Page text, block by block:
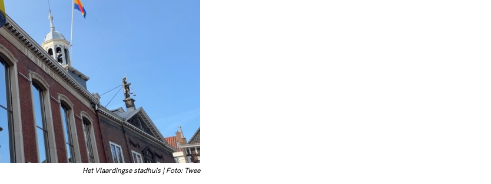
Het Vlaardingse stadhuis | Foto: Twee